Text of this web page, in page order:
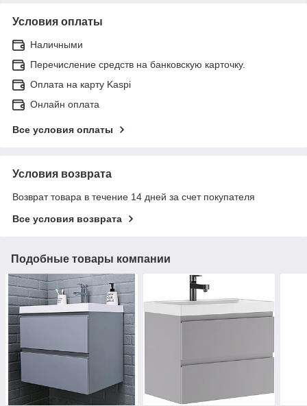
Условия оплаты
Наличными
Перечисление средств на банковскую карточку.
Оплата на карту Kaspi
Онлайн оплата
Все условия оплаты
Условия возврата
Возврат товара в течение 14 дней за счет покупателя
Все условия возврата
Подобные товары компании